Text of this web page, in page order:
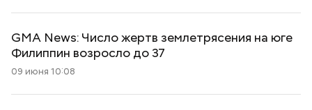
GMA News: Число жертв землетрясения на юге
Филиппин возросло до 37
09 июня 10:08